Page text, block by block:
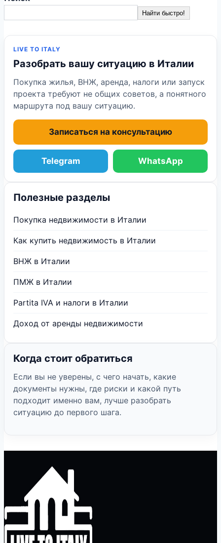
Найти быстро!
LIVE TO ITALY
Разобрать вашу ситуацию в Италии
Покупка жилья, ВНЖ, аренда, налоги или запуск
проекта требуют не общих советов, а понятного
маршрута под вашу ситуацию.
Записаться на консультацию
Telegram WhatsApp
Полезные разделы
Покупка недвижимости в Италии
Как купить недвижимость в Италии
ВНЖ в Италии
ПМЖ в Италии
Partita IVA и налоги в Италии
Доход от аренды недвижимости
Когда стоит обратиться
Если вы не уверены, с чего начать, какие
документы нужны, где риски и какой путь
подходит именно вам, лучше разобрать
ситуацию до первого шага.